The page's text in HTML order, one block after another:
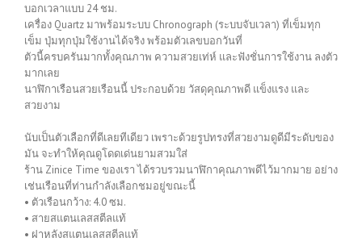
บอกเวลาแบบ 24 ชม.
เครื่อง Quartz มาพร้อมระบบ Chronograph (ระบบจับเวลา) ที่เข็มทุก
เข็ม ปุ่มทุกปุ่มใช้งานได้จริง พร้อมตัวเลขบอกวันที่
ตัวนี้ครบครันมากทั้งคุณภาพ ความสวยเท่ห์ และฟังชั่นการใช้งาน ลงตัว
มากเลย
นาฬิกาเรือนสวยเรือนนี้ ประกอบด้วย วัสดุคุณภาพดี แข็งแรง และ
สวยงาม
นับเป็นตัวเลือกที่ดีเลยทีเดียว เพราะด้วยรูปทรงที่สวยงามดูดีมีระดับของ
มัน จะทำให้คุณดูโดดเด่นยามสวมใส่
ร้าน Zinice Time ของเรา ได้รวบรวมนาฬิกาคุณภาพดีไว้มากมาย อย่าง
เช่นเรือนที่ท่านกำลังเลือกชมอยู่ขณะนี้
• ตัวเรือนกว้าง: 4.0 ซม.
• สายสแตนเลสสตีลแท้
• ฝาหลังสแตนเลสสตีลแท้